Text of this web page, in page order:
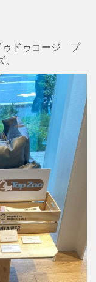
ゥドゥコージ プ